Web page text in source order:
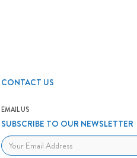
CONTACT US
EMAIL US
SUBSCRIBE TO OUR NEWSLETTER